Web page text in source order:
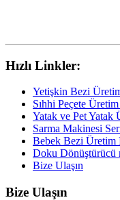
Hızlı Linkler:
Yetişkin Bezi
Sıhhi Peçete
Yatak ve Pet Yatak
Sarma Makinesi
Bebek Bezi Üretim
Doku Dönüştürücü
Bize Ulaşın
Bize Ulaşın